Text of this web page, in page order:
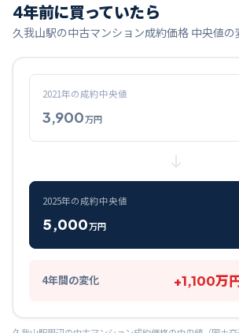
4年前に買っていたら
久我山駅の中古マンション成約価格 中央値の
2021年の成約中央値
3,900万円
2025年の成約中央値
5,000万円
4年間の変化 +1,100万